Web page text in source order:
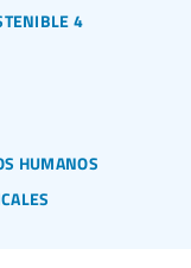
4
humanos